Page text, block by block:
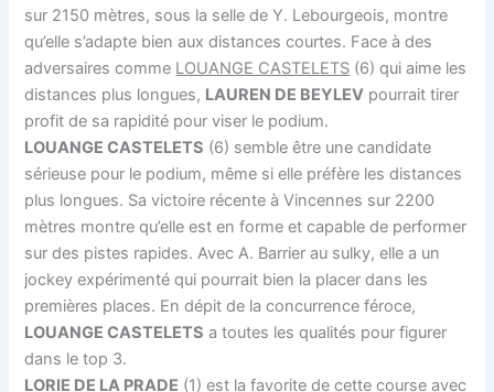
sur 2150 mètres, sous la selle de Y. Lebourgeois, montre
qu’elle s’adapte bien aux distances courtes. Face à des
adversaires comme LOUANGE CASTELETS (6) qui aime les
distances plus longues, LAUREN DE BEYLEV pourrait tirer
profit de sa rapidité pour viser le podium.
LOUANGE CASTELETS (6) semble être une candidate
sérieuse pour le podium, même si elle préfère les distances
plus longues. Sa victoire récente à Vincennes sur 2200
mètres montre qu’elle est en forme et capable de performer
sur des pistes rapides. Avec A. Barrier au sulky, elle a un
jockey expérimenté qui pourrait bien la placer dans les
premières places. En dépit de la concurrence féroce,
LOUANGE CASTELETS a toutes les qualités pour figurer
dans le top 3.
LORIE DE LA PRADE (1) est la favorite de cette course avec